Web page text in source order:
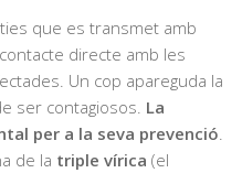
que es transmet amb
directe amb les
Un cop apareguda la
ser contagiosos. La
per a la seva prevenció
de la triple vírica (el